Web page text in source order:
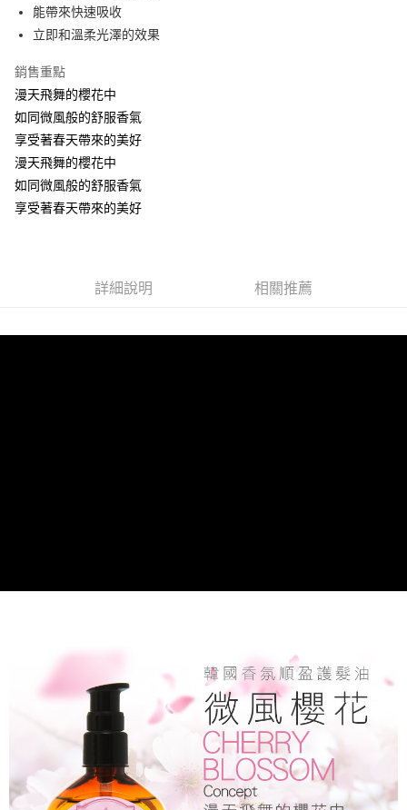
街口支付
ATM付款
全家取貨付款
每筆NT$60，滿NT$599(含以上)免運費
7-11取貨付款
NAF海外配送EMS 查看運費
能帶來快速吸收
立即和溫柔光澤的效果
銷售重點
漫天飛舞的櫻花中
如同微風般的舒服香氣
享受著春天帶來的美好
漫天飛舞的櫻花中
如同微風般的舒服香氣
享受著春天帶來的美好
詳細說明 相關推薦